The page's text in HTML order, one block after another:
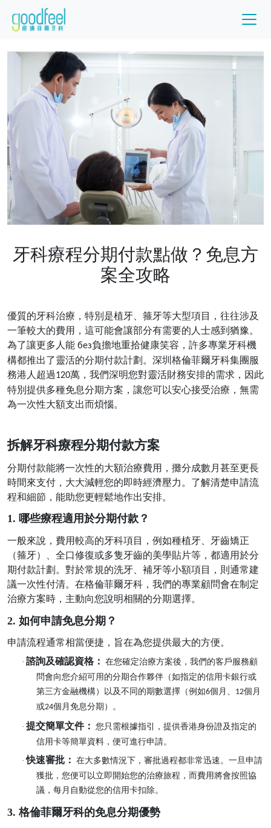
牙科療程分期付款點做？免息方
案全攻略
優質的牙科治療，特別是植牙、箍牙等大型項目，往往涉及
一筆較大的費用，這可能會讓部分有需要的人士感到猶豫。
為了讓更多人能 без負擔地重拾健康笑容，許多專業牙科機
構都推出了靈活的分期付款計劃。深圳格倫菲爾牙科集團服
務港人超過120萬，我們深明您對靈活財務安排的需求，因此
特別提供多種免息分期方案，讓您可以安心接受治療，無需
為一次性大額支出而煩惱。
拆解牙科療程分期付款方案
分期付款能將一次性的大額治療費用，攤分成數月甚至更長
時間來支付，大大減輕您的即時經濟壓力。了解清楚申請流
程和細節，能助您更輕鬆地作出安排。
1. 哪些療程適用於分期付款？
一般來說，費用較高的牙科項目，例如種植牙、牙齒矯正
（箍牙）、全口修復或多隻牙齒的美學貼片等，都適用於分
期付款計劃。對於常規的洗牙、補牙等小額項目，則通常建
議一次性付清。在格倫菲爾牙科，我們的專業顧問會在制定
治療方案時，主動向您說明相關的分期選擇。
2. 如何申請免息分期？
申請流程通常相當便捷，旨在為您提供最大的方便。
· 諮詢及確認資格： 在您確定治療方案後，我們的客戶服務顧
問會向您介紹可用的分期合作夥伴（如指定的信用卡銀行或
第三方金融機構）以及不同的期數選擇（例如6個月、 12個月
或24個月免息分期）。
· 提交簡單文件： 您只需根據指引，提供香港身份證及指定的
信用卡等簡單資料，便可進行申請。
·快速審批： 在大多數情況下，審批過程都非常迅速。一旦申請
獲批，您便可以立即開始您的治療旅程，而費用將會按照協
議，每月自動從您的信用卡扣除。
3. 格倫菲爾牙科的免息分期優勢